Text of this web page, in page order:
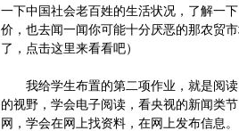
一下中国社会老百姓的生活状况，了解一
价，也去闻一闻你可能十分厌恶的那农贸
了，点击这里来看看吧）
我给学生布置的第二项作业，就是阅读
的视野，学会电子阅读，看央视的新闻类
网，学会在网上找资料，在网上发布信息。